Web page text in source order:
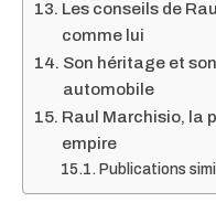
Les conseils de
comme lui
Son héritage et
automobile
Raul Marchisio, la
empire
Publications